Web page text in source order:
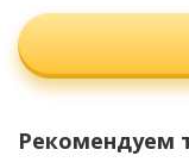
Рекомендуем